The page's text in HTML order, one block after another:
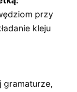
przy
kleju
gramaturze,